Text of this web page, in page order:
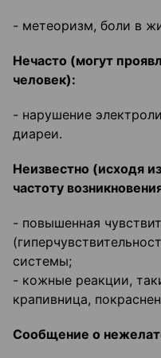
- метеоризм, боли в
Нечасто (могут
человек):
- нарушение
диареи.
Неизвестно (исходя
частоту
- повышенная
системы;
- кожные реакции,
крапивница,
Сообщение о